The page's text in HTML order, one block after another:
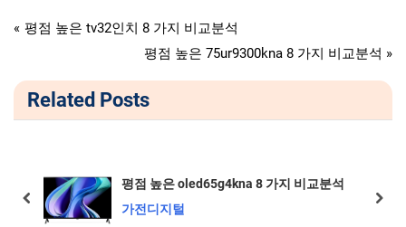
가전디지털
글
색
P
v
i
s
평점 높은 tv32인치 8 가지 비교분석
N
x
t
s
t
평점 높은 75ur9300kna 8 가지 비교분석
Related Posts
평점 높은 oled65g4kna 8 가지 비교분석
가전디지털
prev next